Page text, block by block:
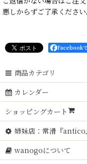
悪しからずご了承ください
Facebook
商品カテゴリ
カレンダー
ショッピングカート
姉妹店：常滑『antico
wanogoについて